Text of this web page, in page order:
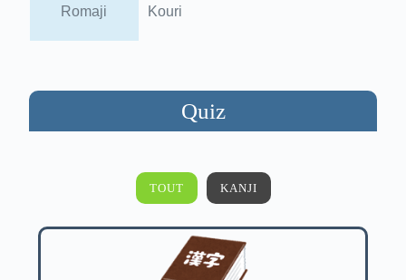
Romaji Kouri
Quiz
TOUT KANJI